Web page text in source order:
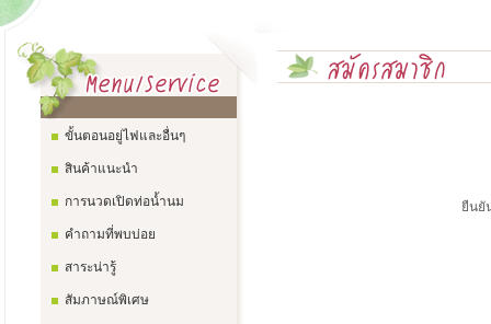
ขั้นตอนอยู่ไฟและอื่นๆ
สินค้าแนะนำ
การนวดเปิดท่อน้ำนม
คำถามที่พบบ่อย
สาระน่ารู้
สัมภาษณ์พิเศษ
ยืนยั